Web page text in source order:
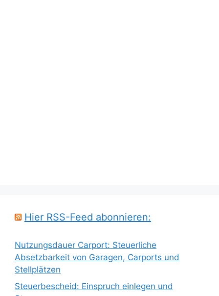
Hier RSS-Feed abonnieren:
Nutzungsdauer Carport: Steuerliche
Absetzbarkeit von Garagen, Carports und
Stellplätzen
Steuerbescheid: Einspruch einlegen und